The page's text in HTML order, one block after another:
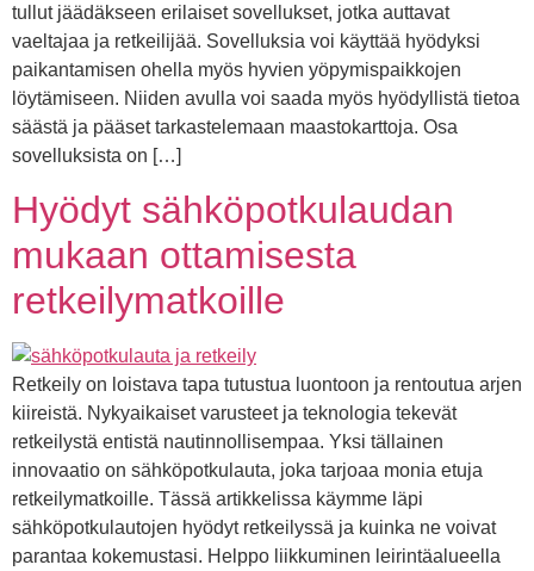
tullut jäädäkseen erilaiset sovellukset, jotka auttavat
vaeltajaa ja retkeilijää. Sovelluksia voi käyttää hyödyksi
paikantamisen ohella myös hyvien yöpymispaikkojen
löytämiseen. Niiden avulla voi saada myös hyödyllistä tietoa
säästä ja pääset tarkastelemaan maastokarttoja. Osa
sovelluksista on […]
Hyödyt sähköpotkulaudan
mukaan ottamisesta
retkeilymatkoille
Retkeily on loistava tapa tutustua luontoon ja rentoutua arjen
kiireistä. Nykyaikaiset varusteet ja teknologia tekevät
retkeilystä entistä nautinnollisempaa. Yksi tällainen
innovaatio on sähköpotkulauta, joka tarjoaa monia etuja
retkeilymatkoille. Tässä artikkelissa käymme läpi
sähköpotkulautojen hyödyt retkeilyssä ja kuinka ne voivat
parantaa kokemustasi. Helppo liikkuminen leirintäalueella